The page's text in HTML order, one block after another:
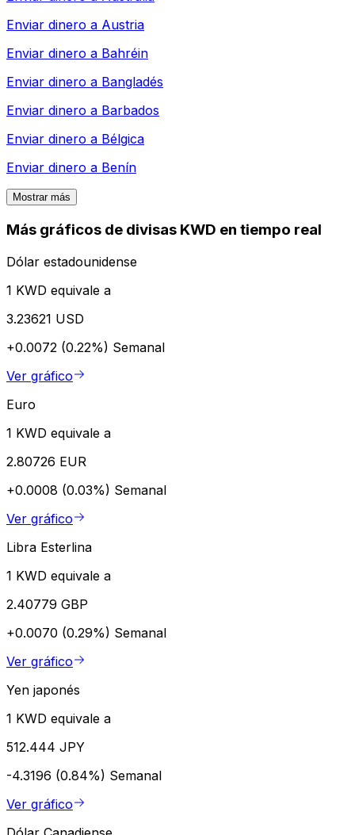
Enviar dinero a Austria
Enviar dinero a Bahréin
Enviar dinero a Bangladés
Enviar dinero a Barbados
Enviar dinero a Bélgica
Enviar dinero a Benín
Mostrar más
Más gráficos de divisas KWD en tiempo real
Dólar estadounidense
1 KWD equivale a
3.23621 USD
+0.0072 (0.22%) Semanal
Ver gráfico
Euro
1 KWD equivale a
2.80726 EUR
+0.0008 (0.03%) Semanal
Ver gráfico
Libra Esterlina
1 KWD equivale a
2.40779 GBP
+0.0070 (0.29%) Semanal
Ver gráfico
Yen japonés
1 KWD equivale a
512.444 JPY
-4.3196 (0.84%) Semanal
Ver gráfico